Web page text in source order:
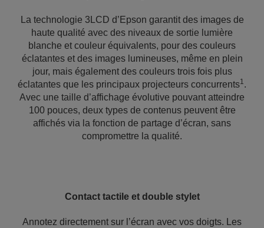
La technologie 3LCD d’Epson garantit des images de
haute qualité avec des niveaux de sortie lumière
blanche et couleur équivalents, pour des couleurs
éclatantes et des images lumineuses, même en plein
jour, mais également des couleurs trois fois plus
éclatantes que les principaux projecteurs concurrents1.
Avec une taille d’affichage évolutive pouvant atteindre
100 pouces, deux types de contenus peuvent être
affichés via la fonction de partage d’écran, sans
compromettre la qualité.
Contact tactile et double stylet
Annotez directement sur l’écran avec vos doigts. Les